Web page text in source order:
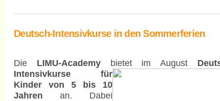
Deutsch-Intensivkurse in den Sommerferien
Die LIMU-Academy bietet im August
Intensivkurse für
Kinder von 5 bis 10
Jahren an. Dabei